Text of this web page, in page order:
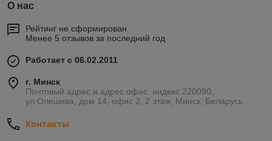
О нас
Рейтинг не сформирован
Менее 5 отзывов за последний год
Работает с 06.02.2011
г. Минск
Почтовый адрес и адрес офис: индекс 220090,
ул.Олешева, дом 14, офис 2, 2 этаж, Минск, Беларусь
Контакты